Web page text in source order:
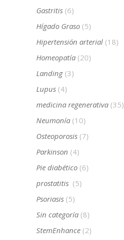
Gastritis (6)
Hígado Graso (5)
Hipertensión arterial (18)
Homeopatía (20)
Landing (3)
Lupus (4)
medicina regenerativa (35)
Neumonía (10)
Osteoporosis (7)
Parkinson (4)
Pie diabético (6)
prostatitis (5)
Psoriasis (5)
Sin categoría (8)
StemEnhance (2)